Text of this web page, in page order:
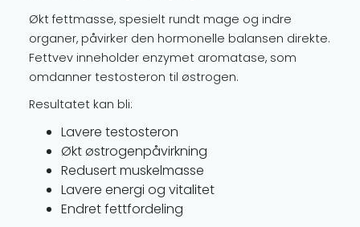
Økt fettmasse, spesielt rundt mage og indre
organer, påvirker den hormonelle balansen direkte.
Fettvev inneholder enzymet aromatase, som
omdanner testosteron til østrogen.
Resultatet kan bli:
Lavere testosteron
Økt østrogenpåvirkning
Redusert muskelmasse
Lavere energi og vitalitet
Endret fettfordeling